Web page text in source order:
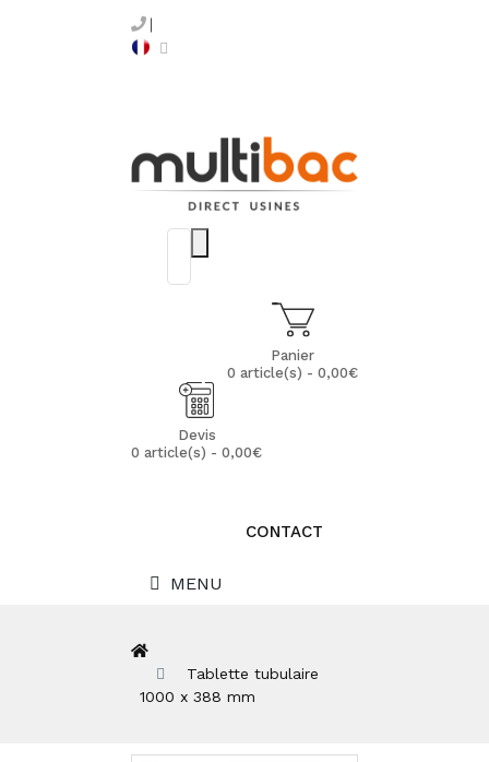
Panier
0 article(s) - 0,00€
Devis
0 article(s) - 0,00€
CONTACT
MENU
Tablette tubulaire
1000 x 388 mm